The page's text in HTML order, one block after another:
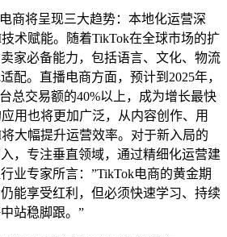
商将呈现三大趋势：本地化运营深
术赋能。随着TikTok在全球市场的扩
家必备能力，包括语言、文化、物流
配。直播电商方面，预计到2025年，
总交易额的40%以上，成为增长最快
用也将更加广泛，从内容创作、用
大幅提升运营效率。对于新入局的
，专注垂直领域，通过精细化运营建
业专家所言：”TikTok电商的黄金期
能享受红利，但必须快速学习、持续
站稳脚跟。”